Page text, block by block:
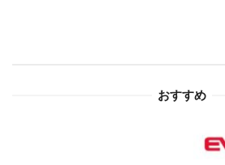
おすすめ